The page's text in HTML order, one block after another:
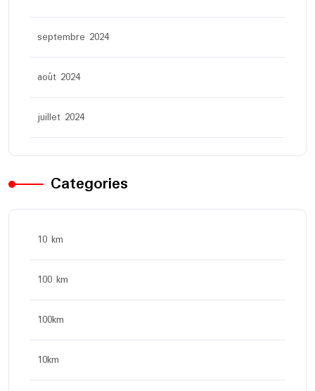
septembre 2024
août 2024
juillet 2024
Categories
10 km
100 km
100km
10km